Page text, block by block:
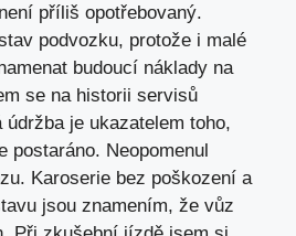
příliš opotřebovaný.
podvozku, protože i malé
budoucí náklady na
se na historii servisů
je ukazatelem toho,
postaráno. Neopomenul
Karoserie bez poškození a
jsou znamením, že vůz